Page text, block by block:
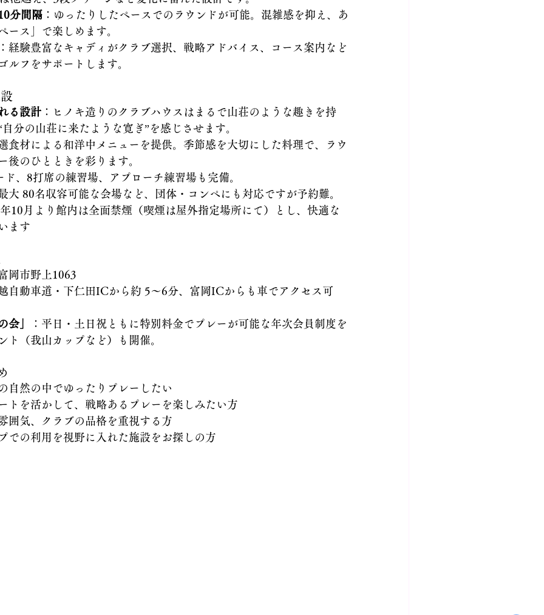
分間隔 ：ゆったりしたペースでのラウンドが可能。混雑感を抑え、あ
ース」で楽しめます。
：経験豊富なキャディがクラブ選択、戦略アドバイス、コース案内など
ルフをサポートします。
る設計 ：ヒノキ造りのクラブハウスはまるで山荘のような趣きを持
分の山荘に来たような寛ぎ”を感じさせます。
食材による和洋中メニューを提供。季節感を大切にした料理で、ラウ
後のひとときを彩ります。
ド、8打席の練習場、アプローチ練習場も完備。
大 80名収容可能な会場など、団体・コンペにも対応ですが予約難。
年10月より館内は全面禁煙（喫煙は屋外指定場所にて）とし、快適な
ます
岡市野上1063
自動車道・下仁田ICから約 5〜6分、富岡ICからも車でアクセス可
会」
：平日・土日祝ともに特別料金でプレーが可能な年次会員制度を
ト（我山カップなど）も開催。
自然の中でゆったりプレーしたい
トを活かして、戦略あるプレーを楽しみたい方
囲気、クラブの品格を重視する方
での利用を視野に入れた施設をお探しの方